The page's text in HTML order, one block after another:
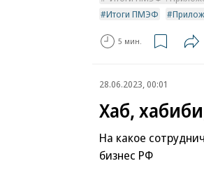
Итоги ПМЭФ
5 мин.
28.06.2023, 00:01
Хаб,
На какое
бизнес РФ